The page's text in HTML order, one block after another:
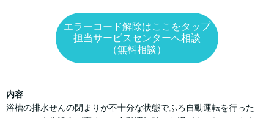
エラーコード解除はここをタップ
担当サービスセンターへ相談
（無料相談）
内容
浴槽の排水せんの閉まりが不十分な状態でふろ自動運転を行った